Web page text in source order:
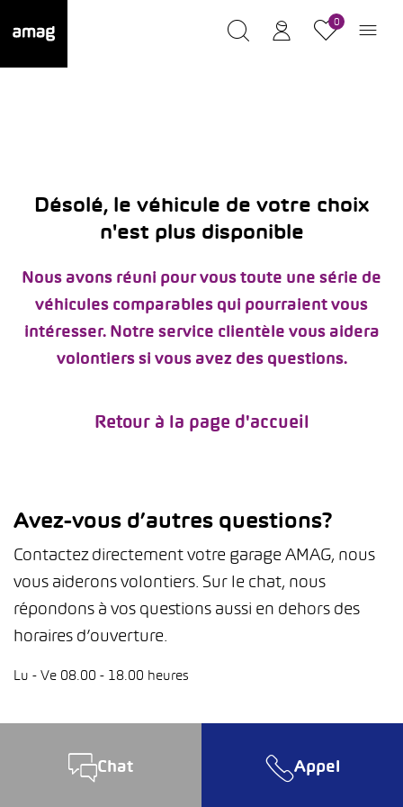
0
Désolé, le véhicule de votre choix
n'est plus disponible
Nous avons réuni pour vous toute une série de
véhicules comparables qui pourraient vous
intéresser. Notre service clientèle vous aidera
volontiers si vous avez des questions.
Retour à la page d'accueil
Avez-vous d’autres questions?
Contactez directement votre garage AMAG, nous
vous aiderons volontiers. Sur le chat, nous
répondons à vos questions aussi en dehors des
horaires d’ouverture.
Lu - Ve 08.00 - 18.00 heures
Chat Appel